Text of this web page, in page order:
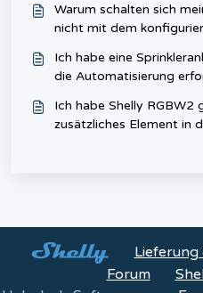
Warum schalten sich
nicht mit dem
Ich habe eine
die Automatisierung
Ich habe Shelly RGBW2
zusätzliches Element in
Lieferung
Forum